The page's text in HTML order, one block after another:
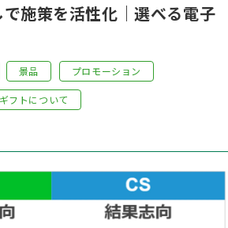
施策を活性化｜選べる電子
景品 プロモーション
フトについて